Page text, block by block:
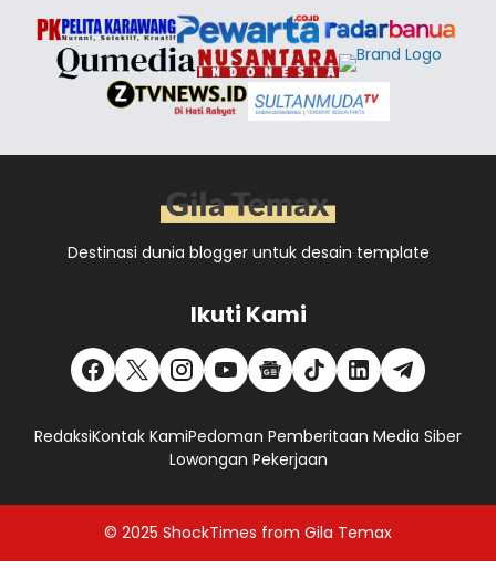
Destinasi dunia blogger untuk desain template
Ikuti Kami
RedaksiKontak KamiPedoman Pemberitaan Media Siber
Lowongan Pekerjaan
© 2025 ShockTimes from Gila Temax